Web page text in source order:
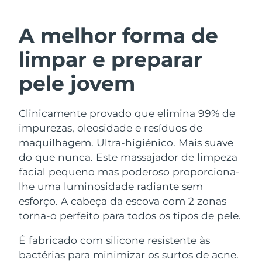
A melhor forma de
limpar e preparar
pele jovem
Clinicamente provado que elimina 99% de
impurezas, oleosidade e resíduos de
maquilhagem. Ultra-higiénico. Mais suave
do que nunca. Este massajador de limpeza
facial pequeno mas poderoso proporciona-
lhe uma luminosidade radiante sem
esforço. A cabeça da escova com 2 zonas
torna-o perfeito para todos os tipos de pele.
É fabricado com silicone resistente às
bactérias para minimizar os surtos de acne.
Limpeza facial
LUNA™ 4 kit
LUNA™ 4 Plus
Massage, LED heating
LUNA™ 4 Men
For men, anti-aging massage
Lifting facial
BEAR™ 2 kit
BEAR™ 2 go
Microcurrent toning on-the-go
BEAR™ 2 eyes & lips
Microcurrent line smoothing device
Hidratação
UFO™ 3 kit
Deep facial hydration
UFO™ 3 LED
device
Cuidado oral
issa™ 4
Hybrid silicone sonic toothbrush
issa™ 4 plus
Smart hybrid silicone sonic toothbrush
TRATAMENTO ANTIENVELHECIMENTO
FAQ™
Antienvelhecimento Tratamentos LED
NEW
Barein Entrega prevista
Bélgica
Bósnia e
Herzegovina
Entrega prevista
Brunei Entrega prevista8/16/26
Bulgária Entrega prevista
Canadá Entrega prevista 8/15/26
Chile Entrega prevista 8/15/26